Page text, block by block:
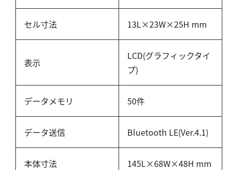
セル寸法 13L×23W×25H mm
表示
LCD(グラフィックタイ
プ)
データメモリ 50件
データ送信 Bluetooth LE(Ver.4.1)
本体寸法 145L×68W×48H mm
ホルムアルデヒド
グルコース
過酸化水素
ヒドラジン
シリカ
アスベスト